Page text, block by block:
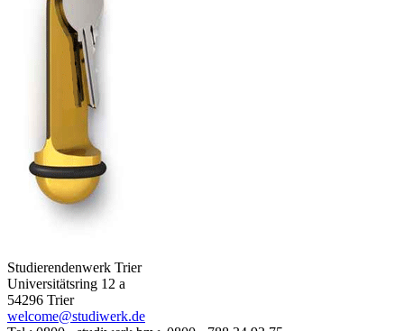
Studierendenwerk Trier
Universitätsring 12 a
54296 Trier
welcome@studiwerk.de